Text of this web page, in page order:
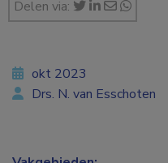
Delen via:
okt 2023
Drs. N. van Esschoten